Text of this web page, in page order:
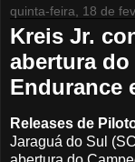
quinta-feira, 18 de
Kreis Jr.
abertura
Endurance
Releases de
Jaraguá do Sul